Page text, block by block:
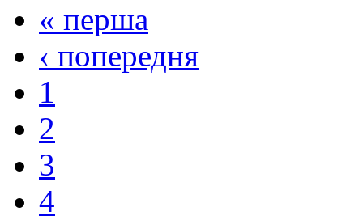
« перша
‹ попередня
1
2
3
4